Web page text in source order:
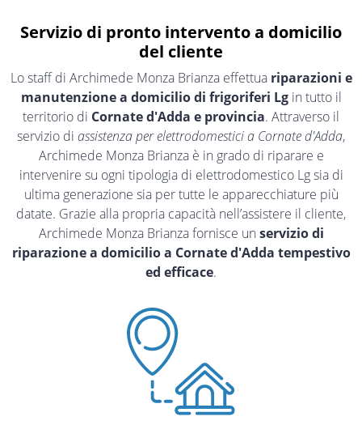
Servizio di pronto intervento a domicilio
del cliente
Lo staff di Archimede Monza Brianza effettua riparazioni e
manutenzione a domicilio di frigoriferi Lgin tutto il
territorio di Cornate d'Adda e provincia. Attraverso il
servizio di assistenza per elettrodomestici a Cornate d'Adda,
Archimede Monza Brianza è in grado di riparare e
intervenire su ogni tipologia di elettrodomestico Lg sia di
ultima generazione sia per tutte le apparecchiature più
datate. Grazie alla propria capacità nell’assistere il cliente,
Archimede Monza Brianza fornisce un servizio di
riparazione a domicilio a Cornate d'Adda tempestivo
ed efficace.